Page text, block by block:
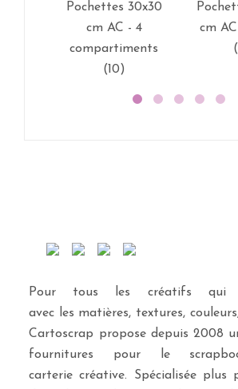
Pochettes 30x30
cm AC - 4
compartiments
(10)
cm
Pour tous les créatifs qui
avec les matières, textures,
Cartoscrap propose depuis 2008
fournitures pour le
carterie créative. Spécialisée plus